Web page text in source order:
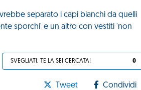
separato i capi bianchi da quelli
sporchi' e un altro con vestiti 'non
SVEGLIATI, TE LA SEI CERCATA! 0
Tweet Condividi